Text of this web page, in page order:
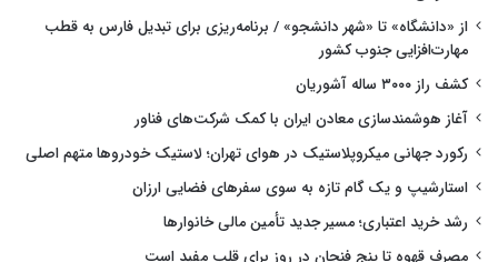
از «دانشگاه» تا «شهر دانشجو» / برنامه‌ریزی برای تبدیل فارس به قطب
مهارت‌افزایی جنوب کشور
کشف راز ۳۰۰۰ ساله آشوریان
آغاز هوشمندسازی معادن ایران با کمک شرکت‌های فناور
رکورد جهانی میکروپلاستیک در هوای تهران؛ لاستیک خودروها متهم اصلی
استارشیپ و یک گام تازه به سوی سفرهای فضایی ارزان
رشد خرید اعتباری؛ مسیر جدید تأمین مالی خانوارها
مصرف قهوه تا پنج فنجان در روز برای قلب مفید است